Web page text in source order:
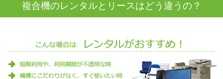
複合機のレンタルとリースはどう違うの？